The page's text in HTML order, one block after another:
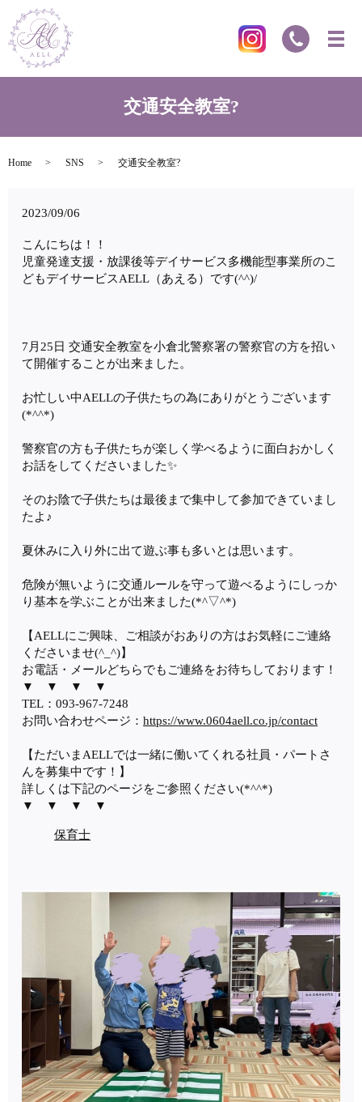
交通安全教室?
Home SNS 交通安全教室?
2023/09/06
こんにちは！！
児童発達支援・放課後等デイサービス多機能型事業所のこ
どもデイサービスAELL（あえる）です(^^)/
7月25日 交通安全教室を小倉北警察署の警察官の方を招い
て開催することが出来ました。
お忙しい中AELLの子供たちの為にありがとうございます
(*^^*)
警察官の方も子供たちが楽しく学べるように面白おかしく
お話をしてくださいました✨
そのお陰で子供たちは最後まで集中して参加できていまし
たよ♪
夏休みに入り外に出て遊ぶ事も多いとは思います。
危険が無いように交通ルールを守って遊べるようにしっか
り基本を学ぶことが出来ました(*^▽^*)
【AELLにご興味、ご相談がおありの方はお気軽にご連絡
くださいませ(^_^)】
お電話・メールどちらでもご連絡をお待ちしております！
▼ ▼ ▼ ▼
TEL：093-967-7248
お問い合わせページ：https://www.0604aell.co.jp/contact
【ただいまAELLでは一緒に働いてくれる社員・パートさ
んを募集中です！】
詳しくは下記のページをご参照ください(*^^*)
▼ ▼ ▼ ▼
保育士